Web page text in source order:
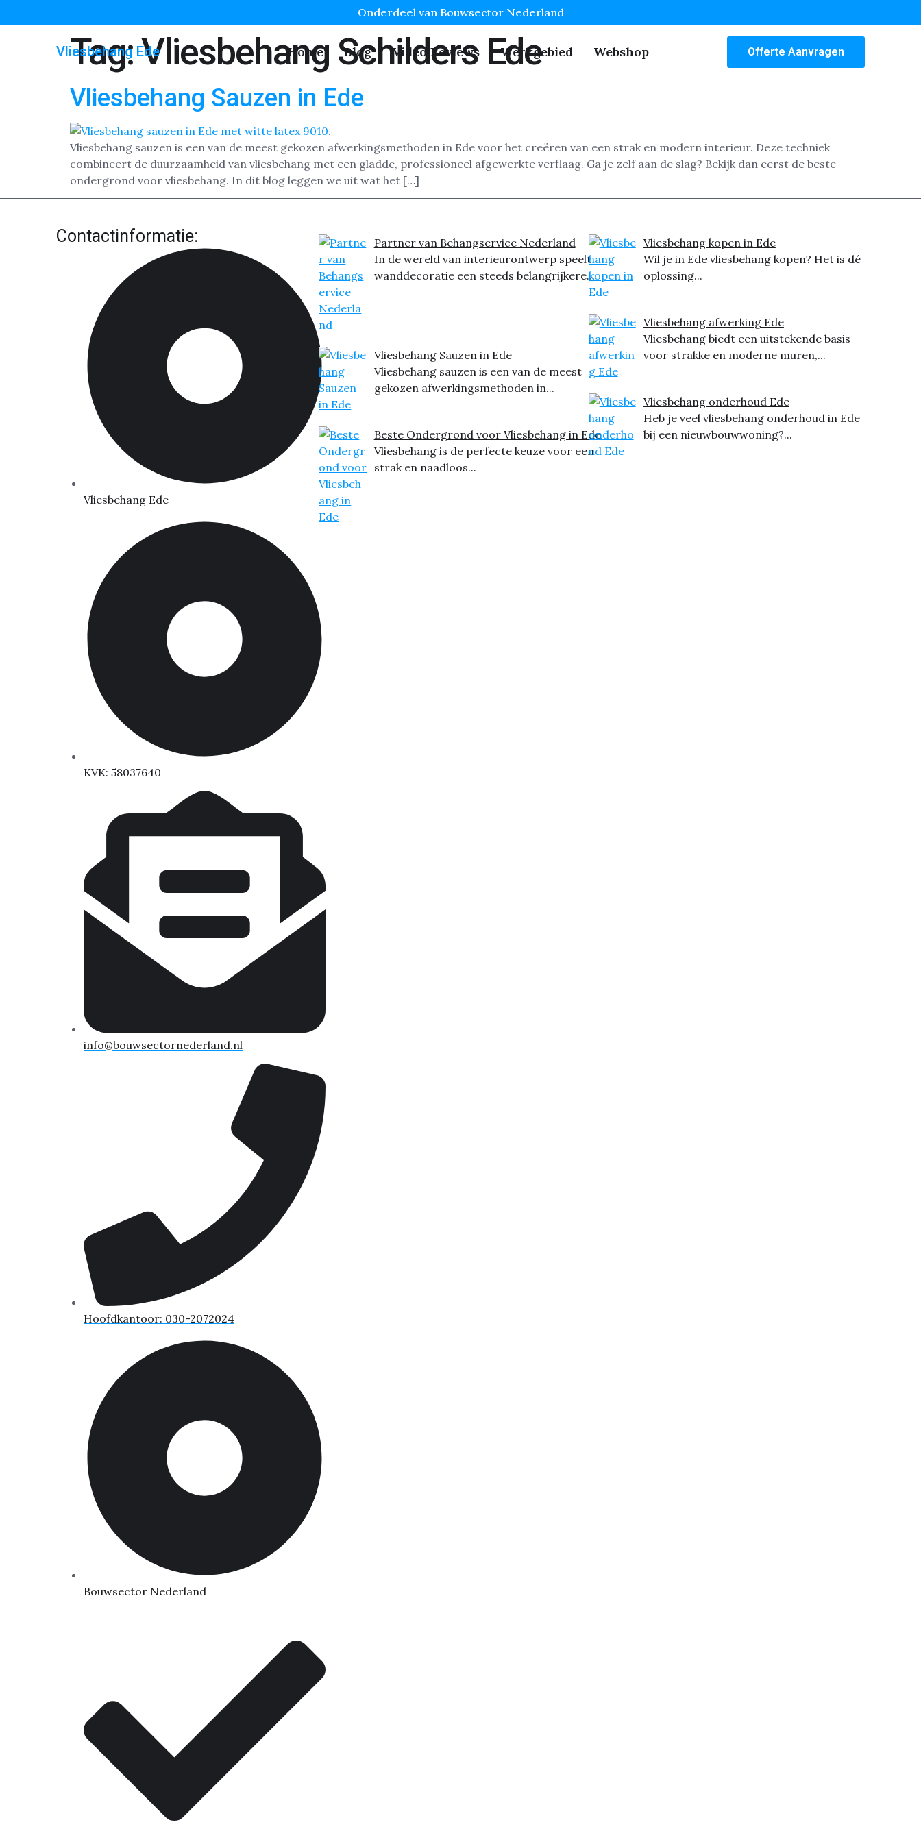
Onderdeel van Bouwsector Nederland
Vliesbehang Ede Home Blog Video Reviews Werkgebied Webshop Offerte Aanvragen
Tag:Vliesbehang Schilders Ede
Vliesbehang Sauzen in Ede
Vliesbehang sauzen is een van de meest gekozen afwerkingsmethoden in Ede voor het creëren van een strak en modern interieur. Deze techniek
combineert de duurzaamheid van vliesbehang met een gladde, professioneel afgewerkte verflaag. Ga je zelf aan de slag? Bekijk dan eerst de beste
ondergrond voor vliesbehang. In dit blog leggen we uit wat het […]
Contactinformatie:
Vliesbehang Ede
KVK: 58037640
info@bouwsectornederland.nl
Hoofdkantoor: 030-2072024
Bouwsector Nederland
Partner van Behangservice Nederland
In de wereld van interieurontwerp speelt
wanddecoratie een steeds belangrijkere...
Vliesbehang Sauzen in Ede
Vliesbehang sauzen is een van de meest
gekozen afwerkingsmethoden in...
Beste Ondergrond voor Vliesbehang in Ede
Vliesbehang is de perfecte keuze voor een
strak en naadloos...
Vliesbehang kopen in Ede
Wil je in Ede vliesbehang kopen? Het is dé
oplossing...
Vliesbehang afwerking Ede
Vliesbehang biedt een uitstekende basis
voor strakke en moderne muren,...
Vliesbehang onderhoud Ede
Heb je veel vliesbehang onderhoud in Ede
bij een nieuwbouwwoning?...